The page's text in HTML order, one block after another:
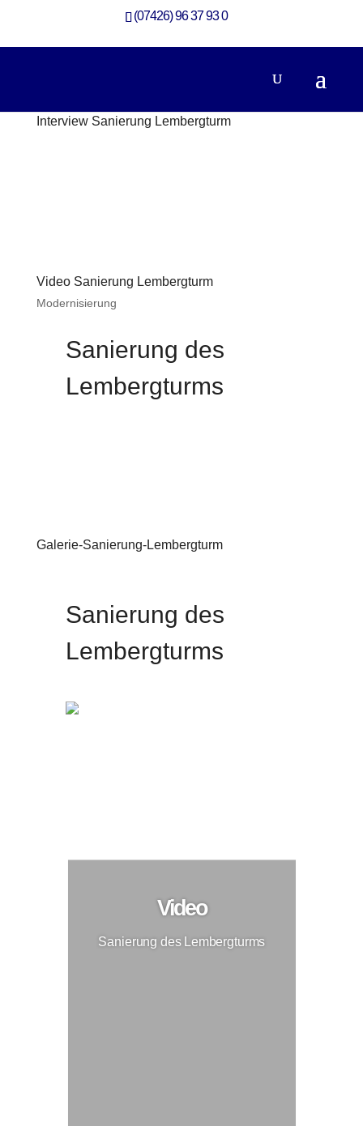
(07426) 96 37 93 0
Interview Sanierung Lembergturm
Video Sanierung Lembergturm
Modernisierung
Sanierung des
Lembergturms
Galerie-Sanierung-Lembergturm
Sanierung des
Lembergturms
Video
Sanierung des Lembergturms